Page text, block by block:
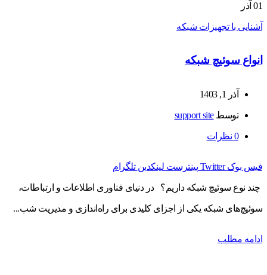
01 آذر
آشنایی با تجهیزات شبکه
انواع سوئیچ شبکه
آذر 1, 1403
توسطsupport site
0 نظرات
فیس بوک Twitter پینترست لینکدین تلگرام
چند نوع سوئیچ شبکه داریم؟ در دنیای فناوری اطلاعات و ارتباطات،
سوئیچ‌های شبکه یکی از اجزای کلیدی برای راه‌اندازی و مدیریت شب...
ادامه مطلب